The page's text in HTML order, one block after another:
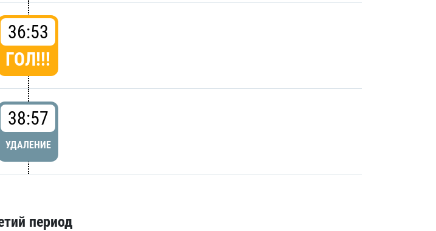
36:53
ГОЛ!!!
38:57
УДАЛЕНИЕ
период